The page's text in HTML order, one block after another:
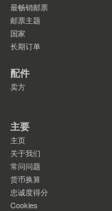
最畅销邮票
邮票主题
国家
长期订单
配件
卖方
主要
主页
关于我们
常问问题
货币换算
忠诚度得分
Cookies